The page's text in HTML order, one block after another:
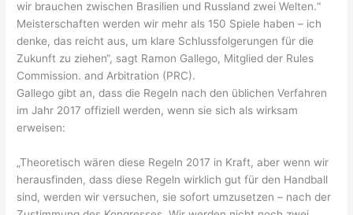
wir brauchen zwischen Brasilien und Russland zwei Welten.“
Meisterschaften werden wir mehr als 150 Spiele haben – ich
denke, das reicht aus, um klare Schlussfolgerungen für die
Zukunft zu ziehen“, sagt Ramon Gallego, Mitglied der Rules
Commission. and Arbitration (PRC).
Gallego gibt an, dass die Regeln nach den üblichen Verfahren
im Jahr 2017 offiziell werden, wenn sie sich als wirksam
erweisen:
„Theoretisch wären diese Regeln 2017 in Kraft, aber wenn wir
herausfinden, dass diese Regeln wirklich gut für den Handball
sind, werden wir versuchen, sie sofort umzusetzen – nach der